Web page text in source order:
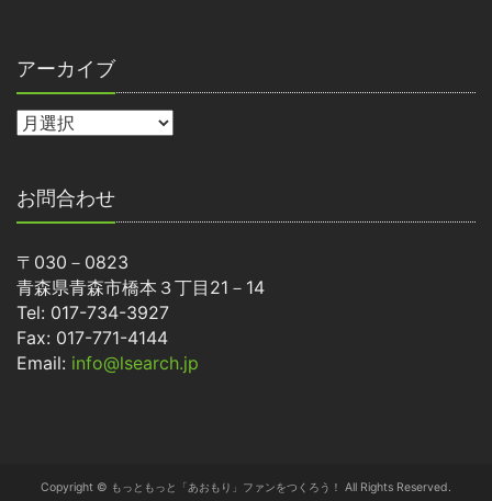
アーカイブ
お問合わせ
〒030－0823
青森県青森市橋本３丁目21－14
Tel: 017-734-3927
Fax: 017-771-4144
Email: info@lsearch.jp
Copyright © もっともっと「あおもり」ファンをつくろう！ All Rights Reserved.